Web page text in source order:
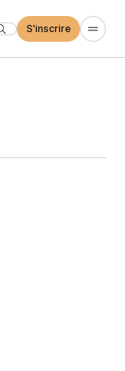
S'inscrire